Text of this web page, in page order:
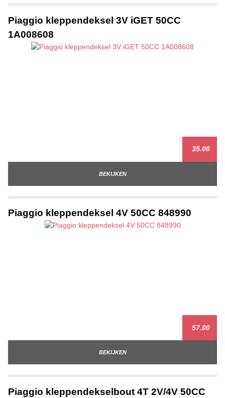
Piaggio kleppendeksel 3V iGET 50CC
1A008608
35.00
BEKIJKEN
Piaggio kleppendeksel 4V 50CC 848990
57.00
BEKIJKEN
Piaggio kleppendekselbout 4T 2V/4V 50CC